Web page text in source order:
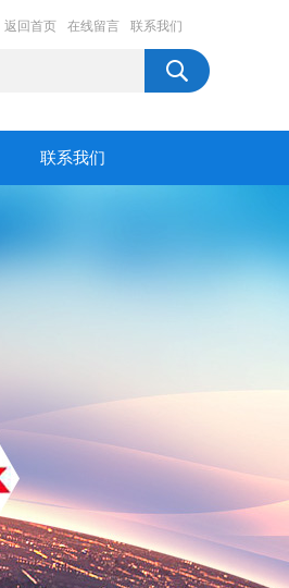
返回首页 在线留言 联系我们
联系我们